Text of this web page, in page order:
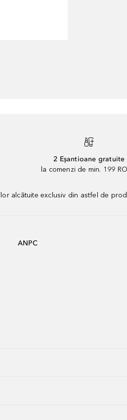
2 Eșantioane gratuite
la comenzi de min. 199
alcătuite exclusiv din astfel de
ANPC